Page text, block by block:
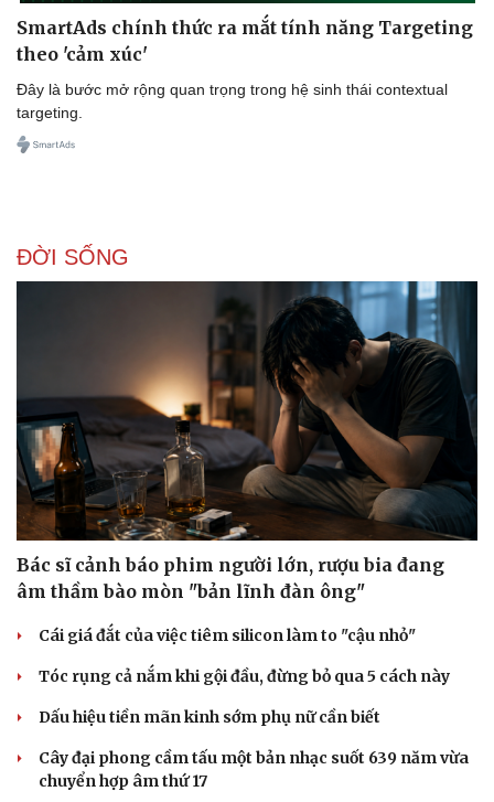
Doanh nghiệp
Thông tin doanh nghiệp
Doanh nghiệp 24h
Doanh nhân
Vì cộng đồng
Công nghệ
Sành điệu
Tin Công nghệ
Trải nghiệm
Chuyển đổi số
SmartAds chính thức ra mắt tính năng Targeting
theo 'cảm xúc'
Đây là bước mở rộng quan trọng trong hệ sinh thái contextual
targeting.
ĐỜI SỐNG
Bác sĩ cảnh báo phim người lớn, rượu bia đang
âm thầm bào mòn "bản lĩnh đàn ông"
Cái giá đắt của việc tiêm silicon làm to "cậu nhỏ"
Tóc rụng cả nắm khi gội đầu, đừng bỏ qua 5 cách này
Dấu hiệu tiền mãn kinh sớm phụ nữ cần biết
Cây đại phong cầm tấu một bản nhạc suốt 639 năm vừa
chuyển hợp âm thứ 17